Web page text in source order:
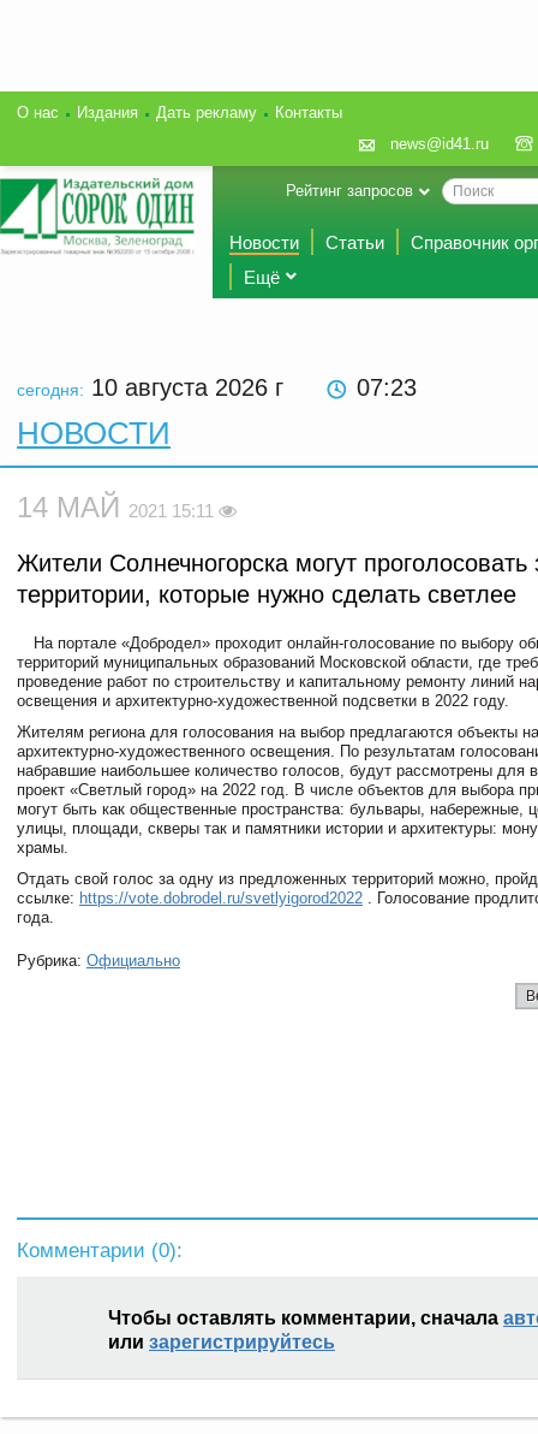
О нас Издания Дать рекламу
Контакты
news@id41.ru
Рейтинг запросов
Новости Статьи
Справочник
Ещё
сегодня: 10 августа 2026 г 07:23
НОВОСТИ
14 МАЙ 2021 15:11
Жители Солнечногорска могут проголосовать
территории, которые нужно сделать светлее
На портале «Добродел» проходит онлайн-голосование по выбору
территорий муниципальных образований Московской области, где
проведение работ по строительству и капитальному ремонту линий
освещения и архитектурно-художественной подсветки в 2022 году.
Жителям региона для голосования на выбор предлагаются объекты
архитектурно-художественного освещения. По результатам
набравшие наибольшее количество голосов, будут рассмотрены для
проект «Светлый город» на 2022 год. В числе объектов для выбора
могут быть как общественные пространства: бульвары, набережные,
улицы, площади, скверы так и памятники истории и архитектуры:
храмы.
Отдать свой голос за одну из предложенных территорий можно,
ссылке: https://vote.dobrodel.ru/svetlyigorod2022 . Голосование
года.
Рубрика: Официально
Комментарии (0):
Чтобы оставлять комментарии, сначала
или зарегистрируйтесь